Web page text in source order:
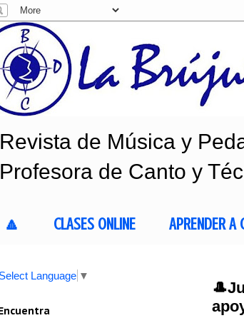
Revista de Música y
Profesora de Canto y
🔼 CLASES ONLINE APRENDER A
Select Language ▼